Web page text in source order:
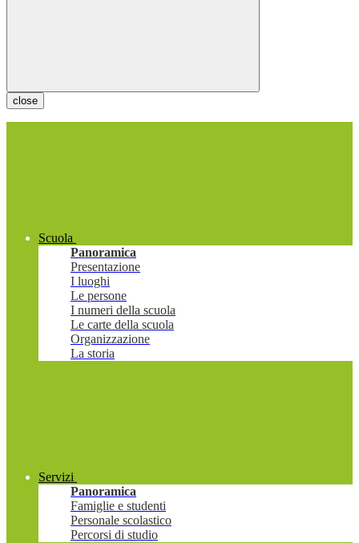
close
Scuola
Panoramica
Presentazione
I luoghi
Le persone
I numeri della scuola
Le carte della scuola
Organizzazione
La storia
Servizi
Panoramica
Famiglie e studenti
Personale scolastico
Percorsi di studio